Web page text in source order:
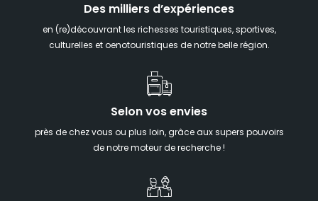
Des milliers d’expériences
en (re)découvrant les richesses touristiques, sportives,
culturelles et oenotouristiques de notre belle région.
Selon vos envies
près de chez vous ou plus loin, grâce aux supers pouvoirs
de notre moteur de recherche !